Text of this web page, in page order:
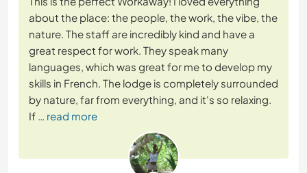
about the place: the people, the work, the vibe, the
nature. The staff are incredibly kind and have a
great respect for work. They speak many
languages, which was great for me to develop my
skills in French. The lodge is completely surrounded
by nature, far from everything, and it's so relaxing.
If … read more